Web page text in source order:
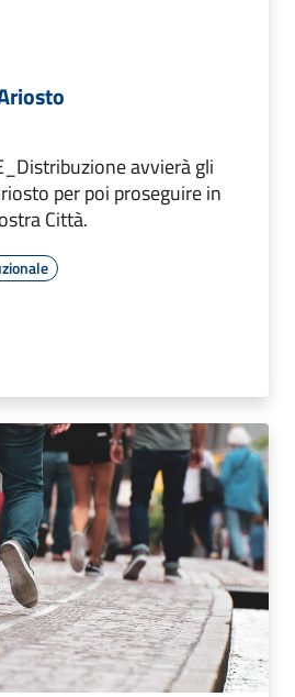
avvierà gli
per poi proseguire in
Città.